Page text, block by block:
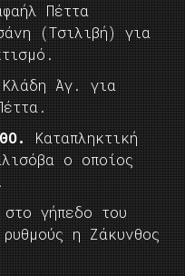
Πέττα
(Τσιλιβή) για
Άγ. για
Καταπληκτική
ο οποίος
γήπεδο του
η Ζάκυνθος